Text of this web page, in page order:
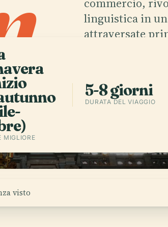
commercio,
linguistica in
attraversate
MIGLIORE
5-8 giorni
DURATA DEL VIAGGIO
visto